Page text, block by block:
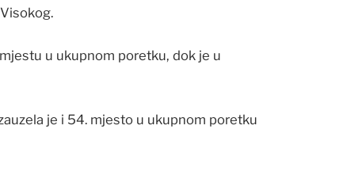
u ukupnom poretku, dok je u
je i 54. mjesto u ukupnom poretku